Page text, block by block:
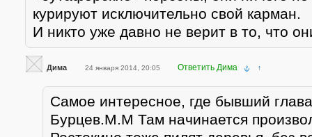
курируют исключительно свой карман.
И никто уже давно не верит в то, что
Дима 24 января 2014, 20:05 Ответить Дима ↑
Самое интересное, где бывший
Бурцев.М.М Там начинается